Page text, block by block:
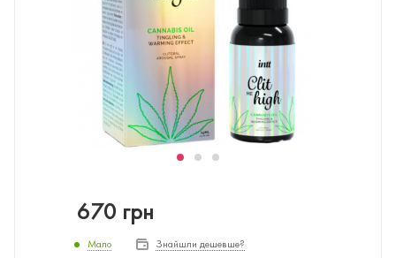
670 грн
Мало Знайшли дешевше?